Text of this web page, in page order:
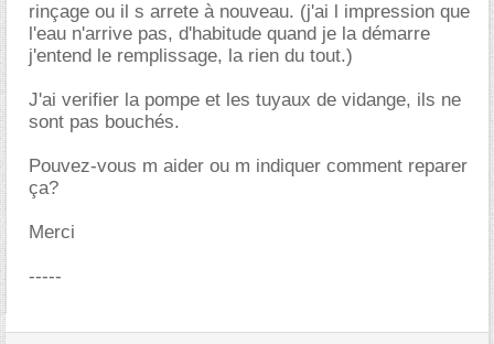
rinçage ou il s arrete à nouveau. (j'ai l impression que
l'eau n'arrive pas, d'habitude quand je la démarre
j'entend le remplissage, la rien du tout.)
J'ai verifier la pompe et les tuyaux de vidange, ils ne
sont pas bouchés.
Pouvez-vous m aider ou m indiquer comment reparer
ça?
Merci
-----